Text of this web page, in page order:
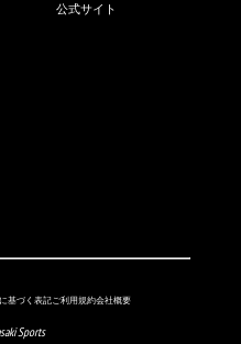
公式サイト
基づく表記ご利用規約会社概要
Sports